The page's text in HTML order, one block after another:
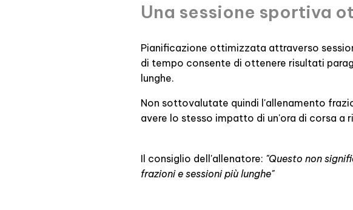
Una sessione sportiva
Pianificazione ottimizzata attraverso
di tempo consente di ottenere risultati
lunghe.
Non sottovalutate quindi l'allenamento
avere lo stesso impatto di un'ora di corsa a
Il consiglio dell'allenatore: "Questo non
frazioni e sessioni più lunghe"